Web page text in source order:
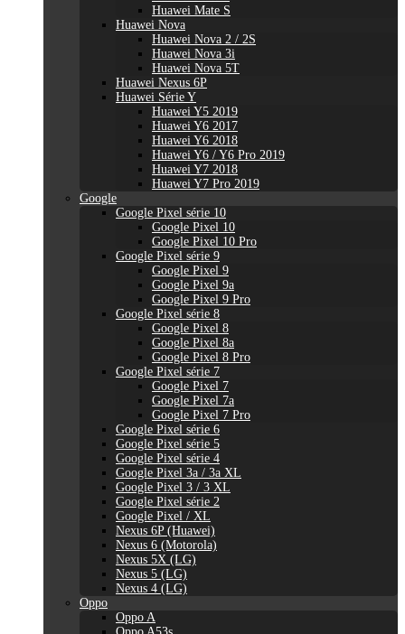
Huawei Mate S
Huawei Nova
Huawei Nova 2 / 2S
Huawei Nova 3i
Huawei Nova 5T
Huawei Nexus 6P
Huawei Série Y
Huawei Y5 2019
Huawei Y6 2017
Huawei Y6 2018
Huawei Y6 / Y6 Pro 2019
Huawei Y7 2018
Huawei Y7 Pro 2019
Google
Google Pixel série 10
Google Pixel 10
Google Pixel 10 Pro
Google Pixel série 9
Google Pixel 9
Google Pixel 9a
Google Pixel 9 Pro
Google Pixel série 8
Google Pixel 8
Google Pixel 8a
Google Pixel 8 Pro
Google Pixel série 7
Google Pixel 7
Google Pixel 7a
Google Pixel 7 Pro
Google Pixel série 6
Google Pixel série 5
Google Pixel série 4
Google Pixel 3a / 3a XL
Google Pixel 3 / 3 XL
Google Pixel série 2
Google Pixel / XL
Nexus 6P (Huawei)
Nexus 6 (Motorola)
Nexus 5X (LG)
Nexus 5 (LG)
Nexus 4 (LG)
Oppo
Oppo A